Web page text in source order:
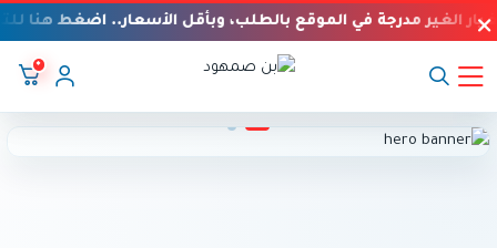
الغير مدرجة في الموقع بالطلب، وبأقل الأسعار.. اضغط هنا
٠